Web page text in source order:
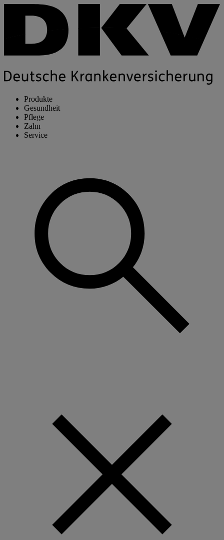
Produkte
Gesundheit
Pflege
Zahn
Service